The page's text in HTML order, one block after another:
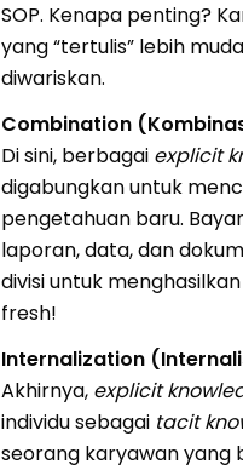
SOP. Kenapa penting?
yang “tertulis” lebih
diwariskan.
Combination
Di sini, berbagai explicit
digabungkan untuk
pengetahuan baru.
laporan, data, dan
divisi untuk
fresh!
Internalization
Akhirnya, explicit
individu sebagai tacit
seorang karyawan yang